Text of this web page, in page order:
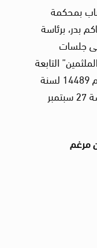
بمحكمة
بدر، برئاسة
جلسات
التابعة
لتنظيم داعش الإرهابي، في القضية رقم 14489 لسنة
2024 جنايات التجمع الخامس، إلى جلسة 27 سبتمبر
مرغم